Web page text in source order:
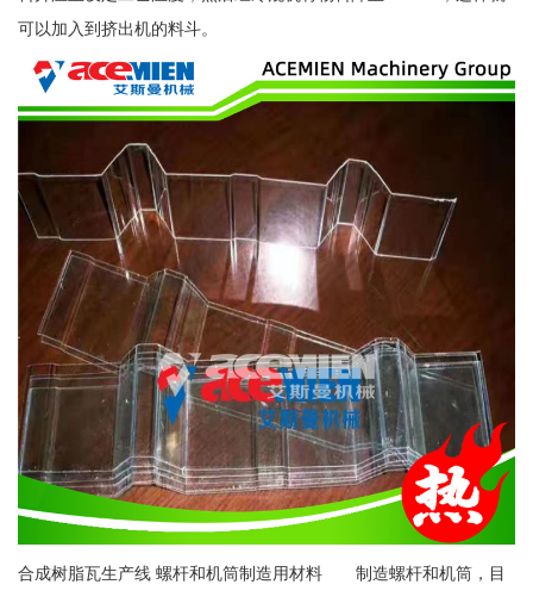
可以加入到挤出机的料斗。
合成树脂瓦生产线 螺杆和机筒制造用材料 制造螺杆和机筒，目